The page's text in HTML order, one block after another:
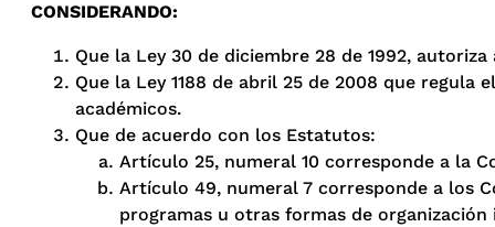
CONSIDERANDO:
Que la Ley 30 de diciembre 28 de 1992,
Que la Ley 1188 de abril 25 de 2008 que
académicos.
Que de acuerdo con los Estatutos:
Artículo 25, numeral 10 corresponde a la
Artículo 49, numeral 7 corresponde a los
programas u otras formas de